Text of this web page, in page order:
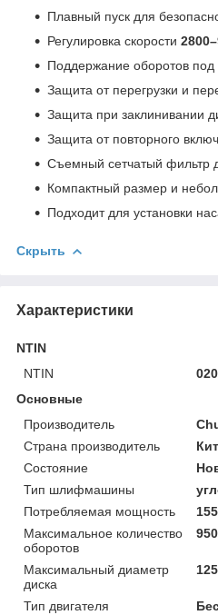
Плавный пуск для
Регулировка скорости
Поддержание оборотов под
Защита от перегрузки и
Защита при заклинивании
Защита от повторного
Съемный сетчатый фильтр
Компактный размер и
Подходит для установки
Скрыть
Характеристики
NTIN
NTIN
Основные
Производитель
Страна производитель
Состояние
Тип шлифмашины
Потребляемая мощность
Максимальное количество
оборотов
Максимальный диаметр
диска
Тип двигателя